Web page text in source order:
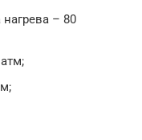
– 80